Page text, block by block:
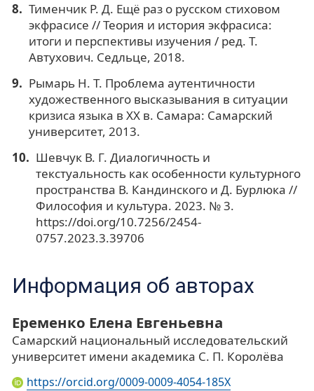
Тименчик Р. Д. Ещё раз о русском стиховом
экфрасисе // Теория и история экфрасиса:
итоги и перспективы изучения / ред. Т.
Автухович. Седльце, 2018.
Рымарь Н. Т. Проблема аутентичности
художественного высказывания в ситуации
кризиса языка в ХХ в. Самара: Самарский
университет, 2013.
Шевчук В. Г. Диалогичность и
текстуальность как особенности культурного
пространства В. Кандинского и Д. Бурлюка //
Философия и культура. 2023. № 3.
https://doi.org/10.7256/2454-
0757.2023.3.39706
Информация об авторах
Еременко Елена Евгеньевна
Самарский национальный исследовательский
университет имени академика С. П. Королёва
https://orcid.org/0009-0009-4054-185X